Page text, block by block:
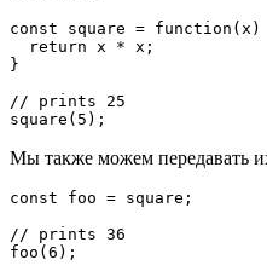
const square = function(x)
  return x * x;
}
// prints 25
square(5);
Мы также можем передавать
const foo = square;
// prints 36
foo(6);